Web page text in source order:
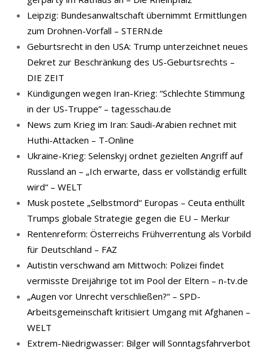
Leipzig: Bundesanwaltschaft übernimmt Ermittlungen
zum Drohnen-Vorfall – STERN.de
Geburtsrecht in den USA: Trump unterzeichnet neues
Dekret zur Beschränkung des US-Geburtsrechts –
DIE ZEIT
Kündigungen wegen Iran-Krieg: “Schlechte Stimmung
in der US-Truppe” – tagesschau.de
News zum Krieg im Iran: Saudi-Arabien rechnet mit
Huthi-Attacken – T-Online
Ukraine-Krieg: Selenskyj ordnet gezielten Angriff auf
Russland an – „Ich erwarte, dass er vollständig erfüllt
wird“ – WELT
Musk postete „Selbstmord“ Europas – Ceuta enthüllt
Trumps globale Strategie gegen die EU – Merkur
Rentenreform: Österreichs Frühverrentung als Vorbild
für Deutschland – FAZ
Autistin verschwand am Mittwoch: Polizei findet
vermisste Dreijährige tot im Pool der Eltern – n-tv.de
„Augen vor Unrecht verschließen?“ – SPD-
Arbeitsgemeinschaft kritisiert Umgang mit Afghanen –
WELT
Extrem-Niedrigwasser: Bilger will Sonntagsfahrverbot